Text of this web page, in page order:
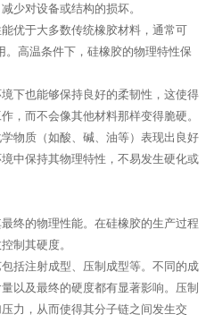
少对设备或结构的损坏。
优于大多数传统橡胶材料，通常可
高温条件下，硅橡胶的物理特性保
下也能够保持良好的柔韧性，这使得
，而不会像其他材料那样变得脆硬。
物质（如酸、碱、油等）表现出良好
中保持其物理特性，不易发生硬化或
终的物理性能。在硅橡胶的生产过程
制其硬度。
括注射成型、压制成型等。不同的成
以及最终的硬度都有显著影响。压制
力，从而使得其分子链之间发生交